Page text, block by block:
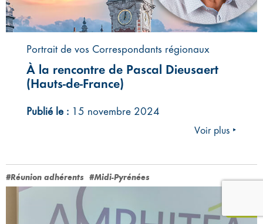
Portrait de vos Correspondants régionaux
À la rencontre de Pascal Dieusaert
(Hauts-de-France)
Publié le : 15 novembre 2024
Voir plus ‣
#Réunion adhérents #Midi-Pyrénées